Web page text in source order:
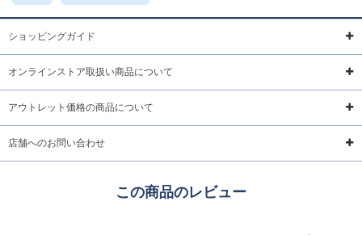
※賞味期限約30日以上の商品をお送りしています。
画像の商品に掲載している賞味期限は撮影当時のものです。実際の商品とは
異なる場合がございます。
サイズ詳細 (cm)約
内容量：170g
パッケージ：15.7×11.8
素材・原材料 商品画像参照
ショッピングガイド
オンラインストア取扱い商品について
アウトレット価格の商品について
店舗へのお問い合わせ
この商品のレビュー